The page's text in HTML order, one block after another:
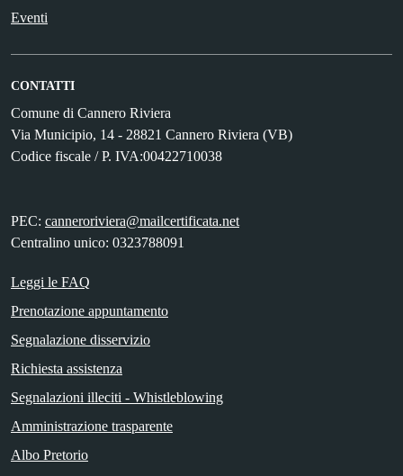
Eventi
CONTATTI
Comune di Cannero Riviera
Via Municipio, 14 - 28821 Cannero Riviera (VB)
Codice fiscale / P. IVA:00422710038
PEC: canneroriviera@mailcertificata.net
Centralino unico: 0323788091
Leggi le FAQ
Prenotazione appuntamento
Segnalazione disservizio
Richiesta assistenza
Segnalazioni illeciti - Whistleblowing
Amministrazione trasparente
Albo Pretorio